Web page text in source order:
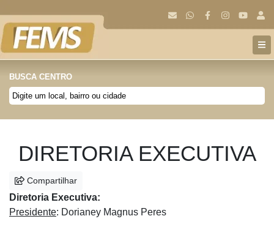
BUSCA CENTRO
DIRETORIA EXECUTIVA
Compartilhar
Diretoria Executiva:
Presidente: Dorianey Magnus Peres